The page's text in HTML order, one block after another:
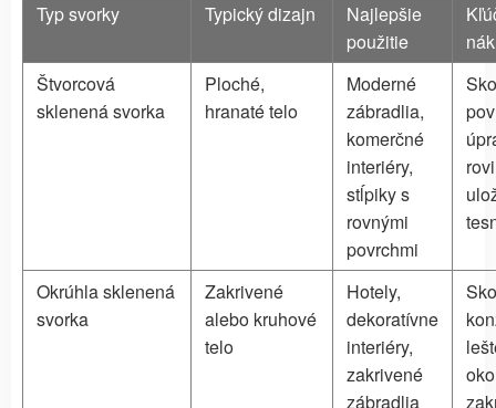
Typ svorky Typický dizajn
Najlepšie
použitie
Štvorcová
sklenená svorka
Ploché,
hranaté telo
Moderné
zábradlia,
komerčné
interiéry,
stĺpiky s
rovnými
povrchmi
Okrúhla sklenená
svorka
Zakrivené
alebo kruhové
telo
Hotely,
dekoratívne
interiéry,
zakrivené
zábradlia